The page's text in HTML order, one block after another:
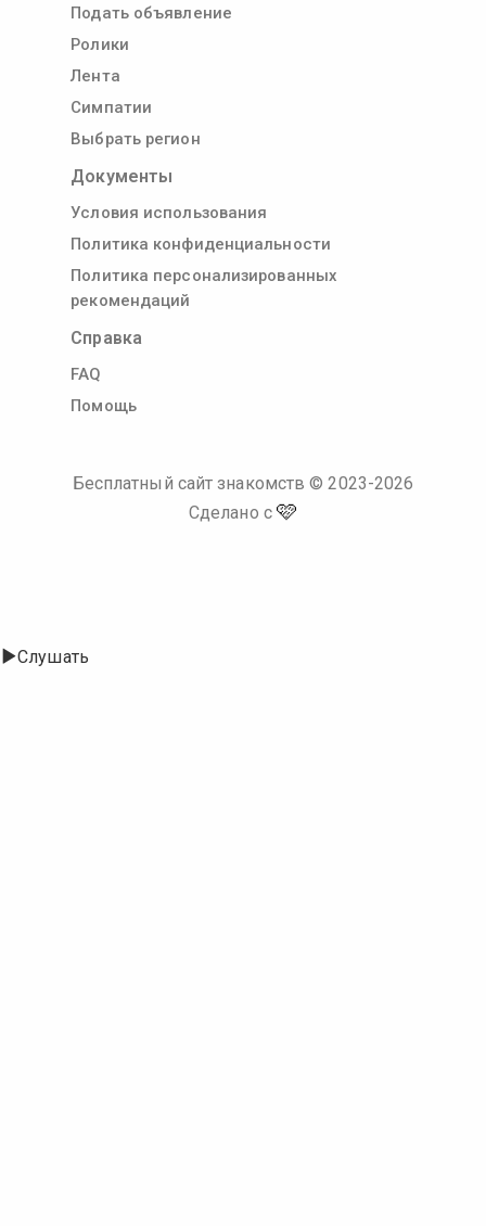
Подать объявление
Ролики
Лента
Симпатии
Выбрать регион
Документы
Условия использования
Политика конфиденциальности
Политика персонализированных
рекомендаций
Справка
FAQ
Помощь
Бесплатный сайт знакомств © 2023-2026
Сделано с 🩷
Слушать